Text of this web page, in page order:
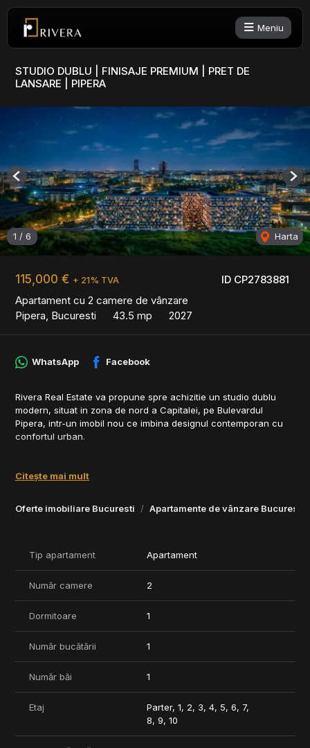
Meniu
STUDIO DUBLU | FINISAJE PREMIUM | PRET DE
LANSARE | PIPERA
ID CP2783881
115,000 € + 21% TVA
Apartament cu 2 camere de vânzare
Pipera, Bucuresti
43.5 mp 2027
1 / 6 Harta
Previous
Oferte imobiliare Bucuresti Apartamente de vânzare Bucuresti
WhatsApp Facebook
Rivera Real Estate va propune spre achizitie un studio dublu
modern, situat in zona de nord a Capitalei, pe Bulevardul
Pipera, intr-un imobil nou ce imbina designul contemporan cu
confortul urban.
de zi open-space, dormitor separat si terasa spatioasa, ideala
naturala si eficienta energetica ridicata.
amenajate, completand experienta unui stil de viata modern si
echilibrat.
Pozitionarea excelenta permite acces rapid catre principalele
puncte de interes din nordul Bucurestiului – centre de afaceri,
restaurante, scoli internationale si zone de recreere.
va invitam sa ne contactati.
Citește mai mult
Tip apartament Apartament
Număr camere 2
Dormitoare 1
Număr bucătării 1
Număr băi 1
Etaj
Parter, 1, 2, 3, 4, 5, 6, 7,
8, 9, 10